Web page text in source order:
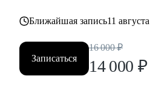
Ближайшая запись11
Записаться
16 000 ₽
14 000 ₽